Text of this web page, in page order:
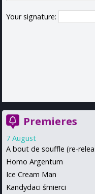
Your signature:
Premieres
7 August
A bout de souffle (re-
Homo Argentum
Ice Cream Man
Kandydaci śmierci